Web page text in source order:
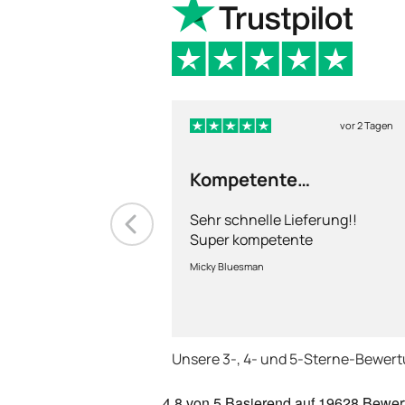
vor 2 Tagen
Kompetente
Sehr schnelle Lieferung!!
Super kompetente
Abhandlung!
Micky Bluesman
Unsere 3-, 4- und 5-Sterne-